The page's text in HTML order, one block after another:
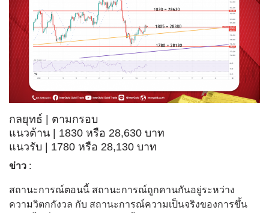
กลยุทธ์ | ตามกรอบ
แนวต้าน | 1830 หรือ 28,630 บาท
แนวรับ | 1780 หรือ 28,130 บาท
ข่าว :
สถานะการณ์ตอนนี้ สถานะการณ์ถูกคานกันอยู่ระหว่าง
ความวิตกกังวล กับ สถานะการณ์ความเป็นจริงของการขึ้น